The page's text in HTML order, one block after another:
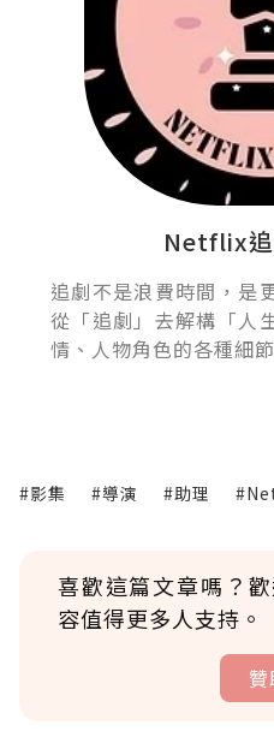
Netflix
追劇不是浪費時間，是
從「追劇」去解構「人
情、人物角色的各種細節
#影集 #導演 #助理
喜歡這篇文章嗎？
容值得更多人支持。
贊